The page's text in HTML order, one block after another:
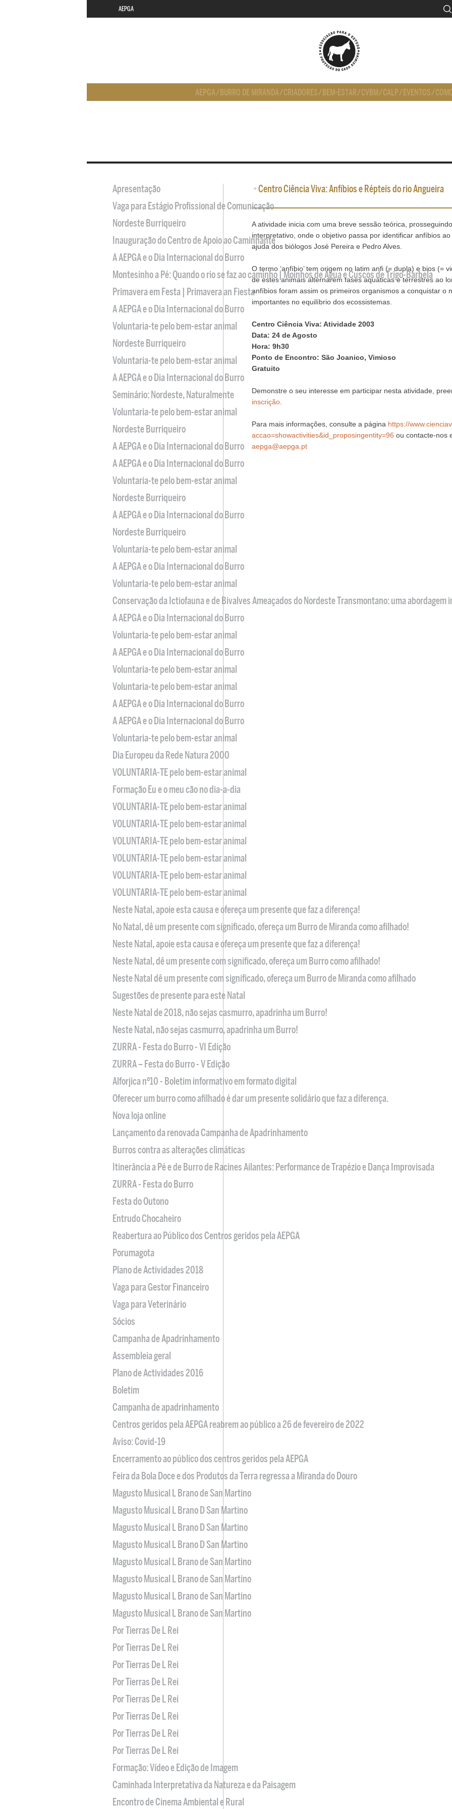
AEPGA
AEPGA/ BURRO DE MIRANDA/CRIADORES/ BEM-ESTAR/CVBM/CALP/ EVENTOS/
•Centro Ciência Viva: Anfíbios e Répteis do rio Angueira
A atividade inicia com uma breve sessão teórica,
interpretativo, onde o objetivo passa por identificar anfíbios
ajuda dos biólogos José Pereira e Pedro Alves.
O termo ‘anfíbio’ tem origem no latim anfi (= dupla) e bios (=
de estes animais alternarem fases aquáticas e terrestres ao
anfíbios foram assim os primeiros organismos a conquistar o
importantes no equilíbrio dos ecossistemas.
Centro Ciência Viva: Atividade 2003
Data: 24 de Agosto
Hora: 9h30
Ponto de Encontro: São Joanico, Vimioso
Gratuito
Demonstre o seu interesse em participar nesta atividade,
inscrição
Para mais informações, consulte a página https://
accao=showactivities&id_proposingentity=96 ou contacte-nos
aepga@aepga.pt
Apresentação
Vaga para Estágio Profissional de Comunicação
Nordeste Burriqueiro
Inauguração do Centro de Apoio ao Caminhante
A AEPGA e o Dia Internacional do Burro
Montesinho a Pé: Quando o rio se faz ao caminho | Moinhos de Água e Cuscos de Trigo-Barbela
Primavera em Festa | Primavera an Fiesta
A AEPGA e o Dia Internacional do Burro
Voluntaria-te pelo bem-estar animal
Nordeste Burriqueiro
Voluntaria-te pelo bem-estar animal
A AEPGA e o Dia Internacional do Burro
Seminário: Nordeste, Naturalmente
Voluntaria-te pelo bem-estar animal
Nordeste Burriqueiro
A AEPGA e o Dia Internacional do Burro
A AEPGA e o Dia Internacional do Burro
Voluntaria-te pelo bem-estar animal
Nordeste Burriqueiro
A AEPGA e o Dia Internacional do Burro
Nordeste Burriqueiro
Voluntaria-te pelo bem-estar animal
A AEPGA e o Dia Internacional do Burro
Voluntaria-te pelo bem-estar animal
Conservação da Ictiofauna e de Bivalves Ameaçados do Nordeste Transmontano: uma abordagem
A AEPGA e o Dia Internacional do Burro
Voluntaria-te pelo bem-estar animal
A AEPGA e o Dia Internacional do Burro
Voluntaria-te pelo bem-estar animal
Voluntaria-te pelo bem-estar animal
A AEPGA e o Dia Internacional do Burro
A AEPGA e o Dia Internacional do Burro
Voluntaria-te pelo bem-estar animal
Dia Europeu da Rede Natura 2000
VOLUNTARIA-TE pelo bem-estar animal
Formação Eu e o meu cão no dia-a-dia
VOLUNTARIA-TE pelo bem-estar animal
VOLUNTARIA-TE pelo bem-estar animal
VOLUNTARIA-TE pelo bem-estar animal
VOLUNTARIA-TE pelo bem-estar animal
VOLUNTARIA-TE pelo bem-estar animal
VOLUNTARIA-TE pelo bem-estar animal
Neste Natal, apoie esta causa e ofereça um presente que faz a diferença!
No Natal, dê um presente com significado, ofereça um Burro de Miranda como afilhado!
Neste Natal, apoie esta causa e ofereça um presente que faz a diferença!
Neste Natal, dê um presente com significado, ofereça um Burro como afilhado!
Neste Natal dê um presente com significado, ofereça um Burro de Miranda como afilhado
Sugestões de presente para este Natal
Neste Natal de 2018, não sejas casmurro, apadrinha um Burro!
Neste Natal, não sejas casmurro, apadrinha um Burro!
ZURRA - Festa do Burro - VI Edição
ZURRA – Festa do Burro - V Edição
Alforjica nº10 - Boletim informativo em formato digital
Oferecer um burro como afilhado é dar um presente solidário que faz a diferença.
Nova loja online
Lançamento da renovada Campanha de Apadrinhamento
Burros contra as alterações climáticas
Itinerância a Pé e de Burro de Racines Ailantes: Performance de Trapézio e Dança Improvisada
ZURRA - Festa do Burro
Festa do Outono
Entrudo Chocaheiro
Reabertura ao Público dos Centros geridos pela AEPGA
Porumagota
Plano de Actividades 2018
Vaga para Gestor Financeiro
Vaga para Veterinário
Sócios
Campanha de Apadrinhamento
Assembleia geral
Plano de Actividades 2016
Boletim
Campanha de apadrinhamento
Centros geridos pela AEPGA reabrem ao público a 26 de fevereiro de 2022
Aviso: Covid-19
Encerramento ao público dos centros geridos pela AEPGA
Feira da Bola Doce e dos Produtos da Terra regressa a Miranda do Douro
Magusto Musical L Brano de San Martino
Magusto Musical L Brano D San Martino
Magusto Musical L Brano D San Martino
Magusto Musical L Brano D San Martino
Magusto Musical L Brano de San Martino
Magusto Musical L Brano de San Martino
Magusto Musical L Brano de San Martino
Magusto Musical L Brano de San Martino
Por Tierras De L Rei
Por Tierras De L Rei
Por Tierras De L Rei
Por Tierras De L Rei
Por Tierras De L Rei
Por Tierras De L Rei
Por Tierras De L Rei
Por Tierras De L Rei
Formação: Vídeo e Edição de Imagem
Caminhada Interpretativa da Natureza e da Paisagem
Encontro de Cinema Ambiental e Rural